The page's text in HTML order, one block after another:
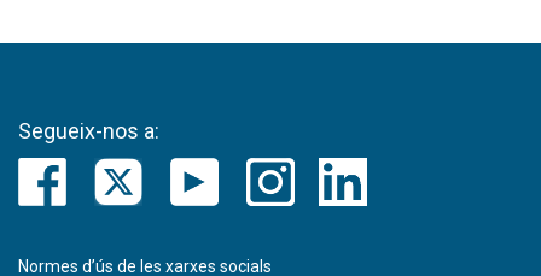
Segueix-nos a:
Normes d’ús de les xarxes socials